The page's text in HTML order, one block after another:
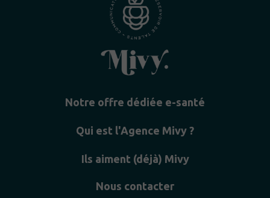
Notre offre dédiée e-santé
Qui est l'Agence Mivy ?
Ils aiment (déjà) Mivy
Nous contacter